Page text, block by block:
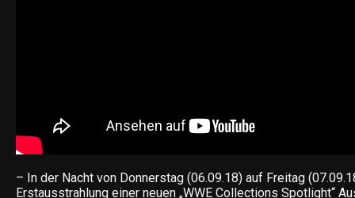
– In der Nacht von Donnerstag (06.09.18) auf Freitag
Erstausstrahlung einer neuen „WWE Collections Spotlight“